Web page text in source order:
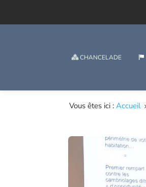
CHANCELADE
Vous êtes ici : Accueil